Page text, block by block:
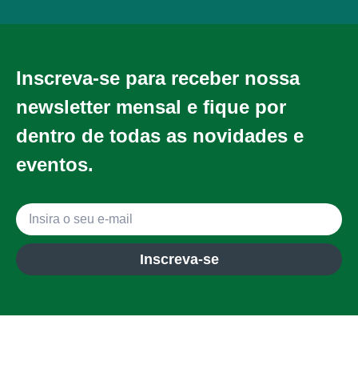
Inscreva-se para receber nossa
newsletter mensal e fique por
dentro de todas as novidades e
eventos.
Inscreva-se